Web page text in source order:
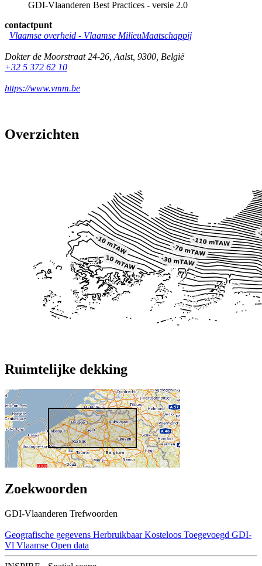
GDI-Vlaanderen Best Practices - versie 2.0
contactpunt
Vlaamse overheid - Vlaamse MilieuMaatschappij
Dokter de Moorstraat 24-26 Aalst, 9300 België
+32 5 372 62 10
https://www.vmm.be
Overzichten
Ruimtelijke dekking
Zoekwoorden
GDI-Vlaanderen Trefwoorden
Geografische gegevens Herbruikbaar Kosteloos Toegevoegd GDI-
Vl Vlaamse Open data